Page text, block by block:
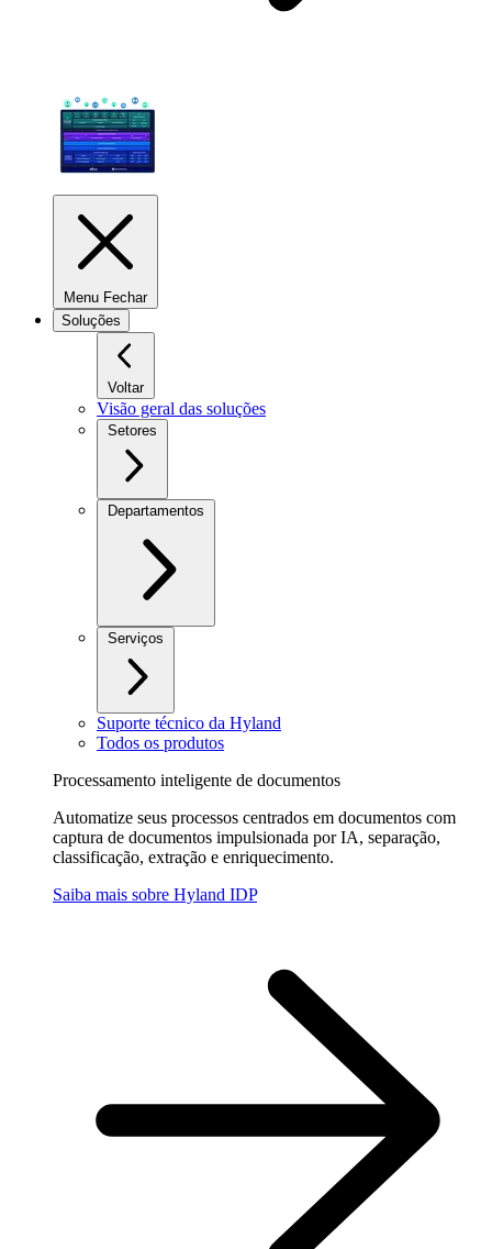
Menu Fechar
Soluções
Voltar
Visão geral das soluções
Setores
Departamentos
Serviços
Suporte técnico da Hyland
Todos os produtos
Processamento inteligente de documentos
Automatize seus processos centrados em documentos com
captura de documentos impulsionada por IA, separação,
classificação, extração e enriquecimento.
Saiba mais sobre Hyland IDP